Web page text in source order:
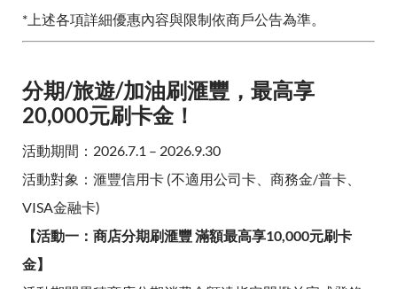
*上述各項詳細優惠內容與限制依商戶公告為準。
分期/旅遊/加油刷滙豐，最高享
20,000元刷卡金！
活動期間：2026.7.1 – 2026.9.30
活動對象：滙豐信用卡 (不適用公司卡、商務金/普卡、
VISA金融卡)
【活動一：商店分期刷滙豐 滿額最高享10,000元刷卡
金】